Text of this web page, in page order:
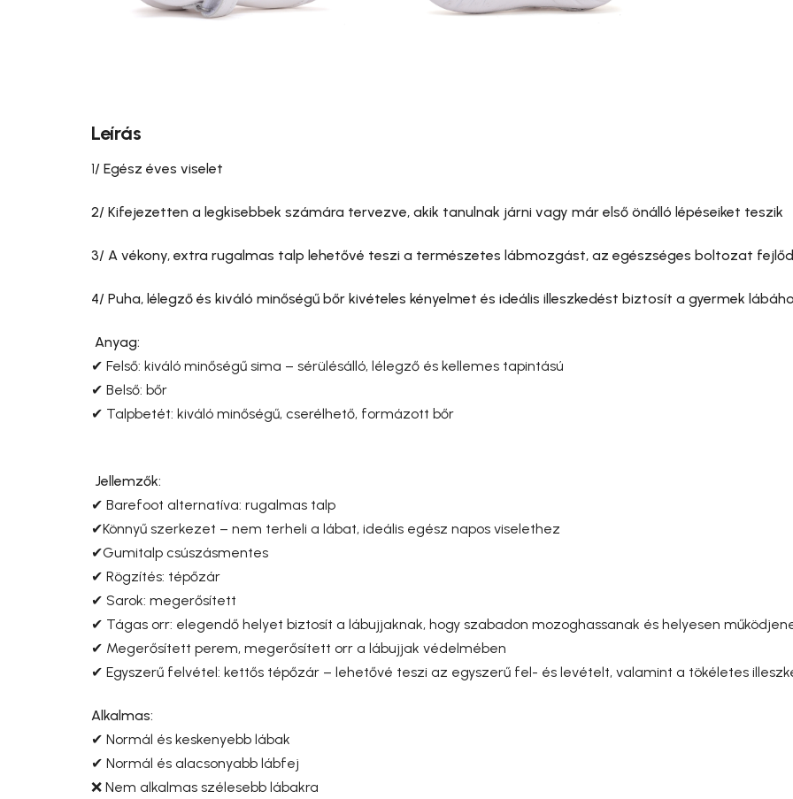
Leírás
1/ Egész éves viselet
2/ Kifejezetten a legkisebbek számára tervezve, akik tanulnak járni vagy már első önálló lépéseiket teszik
3/ A vékony, extra rugalmas talp lehetővé teszi a természetes lábmozgást, az egészséges boltozat
4/ Puha, lélegző és kiváló minőségű bőr kivételes kényelmet és ideális illeszkedést biztosít a gyermek
Anyag:
✔ Felső: kiváló minőségű sima – sérülésálló, lélegző és kellemes tapintású
✔ Belső: bőr
✔ Talpbetét: kiváló minőségű, cserélhető, formázott bőr
Jellemzők:
✔ Barefoot alternatíva: rugalmas talp
✔Könnyű szerkezet – nem terheli a lábat, ideális egész napos viselethez
✔Gumitalp csúszásmentes
✔ Rögzítés: tépőzár
✔ Sarok: megerősített
✔ Tágas orr: elegendő helyet biztosít a lábujjaknak, hogy szabadon mozoghassanak és helyesen
✔ Megerősített perem, megerősített orr a lábujjak védelmében
✔ Egyszerű felvétel: kettős tépőzár – lehetővé teszi az egyszerű fel- és levételt, valamint a tökéletes
Alkalmas:
✔ Normál és keskenyebb lábak
✔ Normál és alacsonyabb lábfej
❌ Nem alkalmas szélesebb lábakra